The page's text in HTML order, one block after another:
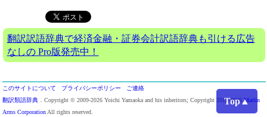
Top▲
翻訳訳語辞典で経済金融・証券会計訳語辞典も引ける広告
なしの Pro版発売中！
このサイトについて プライバシーポリシー
ご連絡
翻訳類語辞典 ．Copyright © 2009-2026 Yoichi Yamaoka and his inheritors; Copyright 2013-2026 Marlin
Arms Corporation All rights reserved.